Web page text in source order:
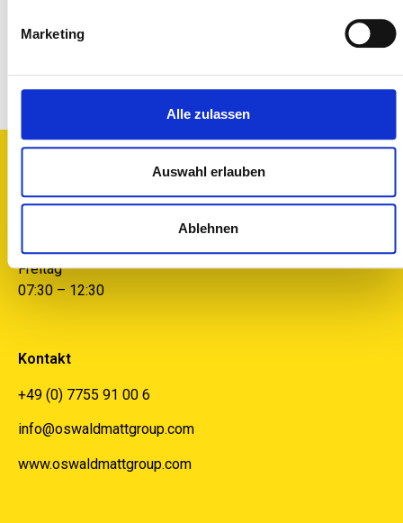
Marketing
Alle zulassen
Auswahl erlauben
Ablehnen
Bürozeiten
Montag bis Donnerstag
13:00 – 16:30
Freitag
07:30 – 12:30
Kontakt
+49 (0) 7755 91 00 6
info@oswaldmattgroup.com
www.oswaldmattgroup.com